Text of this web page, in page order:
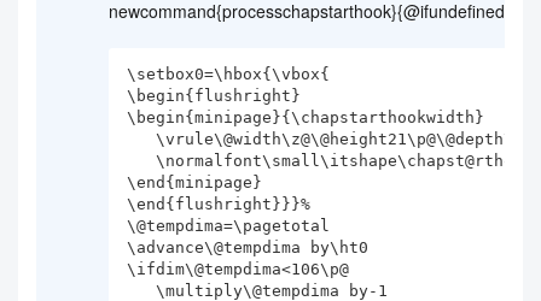
\setbox0=\hbox{\vbox{
\begin{flushright}
\begin{minipage}{\chapstarthookwidth}
   \vrule\@width\z@\@height21\p@\@depth\z@
   \normalfont\small\itshape\chapst@rthook
\end{minipage}
\end{flushright}}}%
\@tempdima=\pagetotal
\advance\@tempdima by\ht0
\ifdim\@tempdima<106\p@
   \multiply\@tempdima by-1